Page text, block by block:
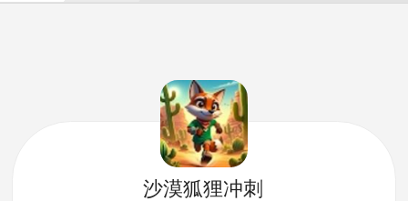
沙漠狐狸冲刺